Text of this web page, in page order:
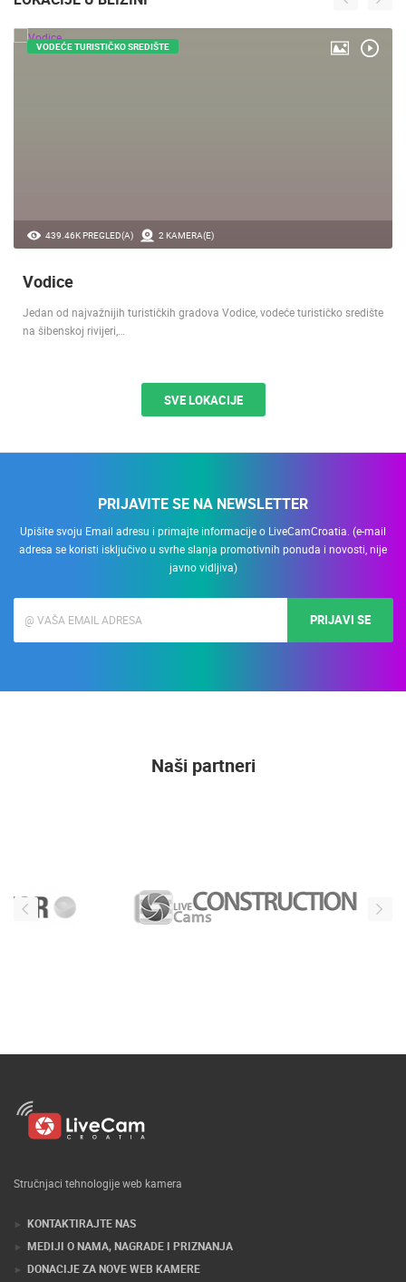
439.46K PREGLED(A) 2 KAMERA(E)
VODEĆE TURISTIČKO SREDIŠTE
Vodice
Jedan od najvažnijih turističkih gradova Vodice, vodeće turističko središte
na šibenskoj rivijeri,…
SVE LOKACIJE
PRIJAVITE SE NA NEWSLETTER
Upišite svoju Email adresu i primajte informacije o LiveCamCroatia. (e-mail
adresa se koristi isključivo u svrhe slanja promotivnih ponuda i novosti, nije
javno vidljiva)
PRIJAVI SE
Naši partneri
Stručnjaci tehnologije web kamera
KONTAKTIRAJTE NAS
MEDIJI O NAMA, NAGRADE I PRIZNANJA
DONACIJE ZA NOVE WEB KAMERE